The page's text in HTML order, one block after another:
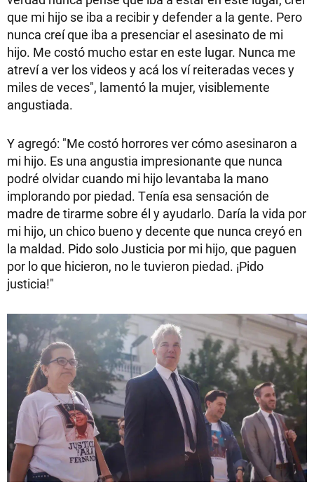
que mi hijo se iba a recibir y defender a la gente. Pero
nunca creí que iba a presenciar el asesinato de mi
hijo. Me costó mucho estar en este lugar. Nunca me
atreví a ver los videos y acá los ví reiteradas veces y
miles de veces", lamentó la mujer, visiblemente
angustiada.
Y agregó: "Me costó horrores ver cómo asesinaron a
mi hijo. Es una angustia impresionante que nunca
podré olvidar cuando mi hijo levantaba la mano
implorando por piedad. Tenía esa sensación de
madre de tirarme sobre él y ayudarlo. Daría la vida por
mi hijo, un chico bueno y decente que nunca creyó en
la maldad. Pido solo Justicia por mi hijo, que paguen
por lo que hicieron, no le tuvieron piedad. ¡Pido
justicia!"